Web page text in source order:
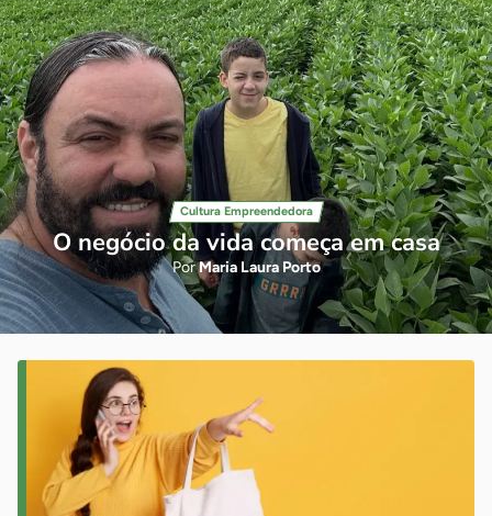
Cultura Empreendedora
O negócio da vida começa em casa
PorMaria Laura Porto